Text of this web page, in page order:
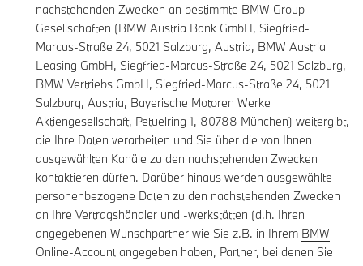
nachstehenden Zwecken an bestimmte BMW Group
Gesellschaften (BMW Austria Bank GmbH, Siegfried-
Marcus-Straße 24, 5021 Salzburg, Austria, BMW Austria
Leasing GmbH, Siegfried-Marcus-Straße 24, 5021 Salzburg,
BMW Vertriebs GmbH, Siegfried-Marcus-Straße 24, 5021
Salzburg, Austria, Bayerische Motoren Werke
Aktiengesellschaft, Petuelring 1, 80788 München) weitergibt,
die Ihre Daten verarbeiten und Sie über die von Ihnen
ausgewählten Kanäle zu den nachstehenden Zwecken
kontaktieren dürfen. Darüber hinaus werden ausgewählte
personenbezogene Daten zu den nachstehenden Zwecken
an Ihre Vertragshändler und -werkstätten (d.h. Ihren
angegebenen Wunschpartner wie Sie z.B. in Ihrem BMW
Online-Accountangegeben haben, Partner, bei denen Sie